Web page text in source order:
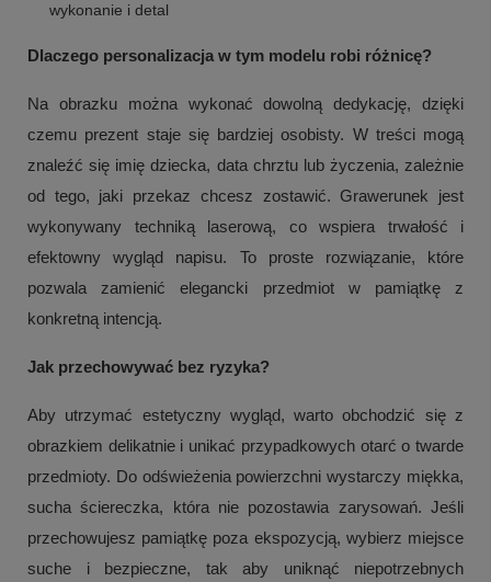
wykonanie i detal
Dlaczego personalizacja w tym modelu robi różnicę?
Na obrazku można wykonać dowolną dedykację, dzięki
czemu prezent staje się bardziej osobisty. W treści mogą
znaleźć się imię dziecka, data chrztu lub życzenia, zależnie
od tego, jaki przekaz chcesz zostawić. Grawerunek jest
wykonywany techniką laserową, co wspiera trwałość i
efektowny wygląd napisu. To proste rozwiązanie, które
pozwala zamienić elegancki przedmiot w pamiątkę z
konkretną intencją.
Jak przechowywać bez ryzyka?
Aby utrzymać estetyczny wygląd, warto obchodzić się z
obrazkiem delikatnie i unikać przypadkowych otarć o twarde
przedmioty. Do odświeżenia powierzchni wystarczy miękka,
sucha ściereczka, która nie pozostawia zarysowań. Jeśli
przechowujesz pamiątkę poza ekspozycją, wybierz miejsce
suche i bezpieczne, tak aby uniknąć niepotrzebnych